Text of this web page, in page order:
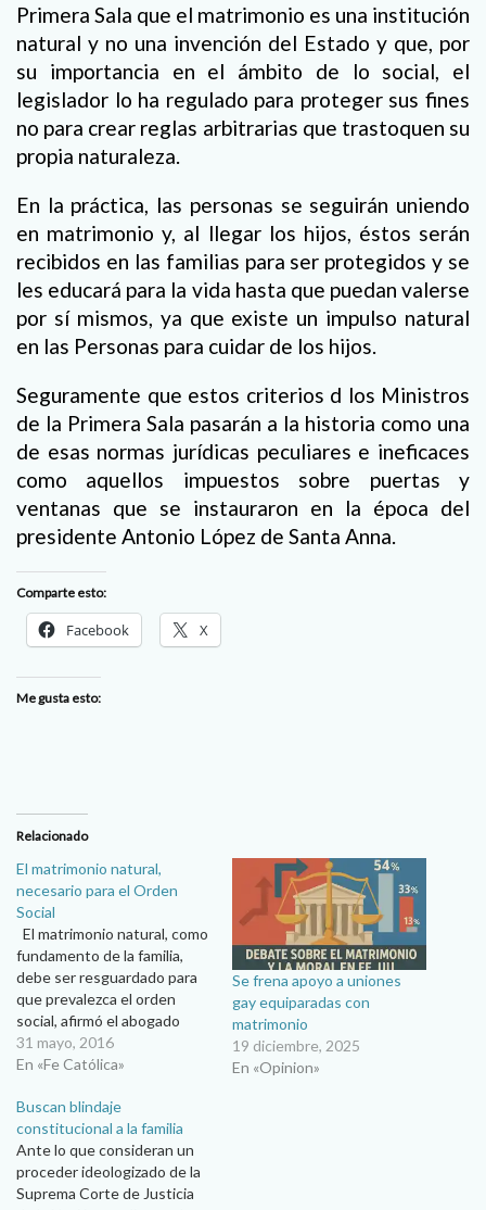
Primera Sala que el matrimonio es una institución
natural y no una invención del Estado y que, por
su importancia en el ámbito de lo social, el
legislador lo ha regulado para proteger sus fines
no para crear reglas arbitrarias que trastoquen su
propia naturaleza.
En la práctica, las personas se seguirán uniendo
en matrimonio y, al llegar los hijos, éstos serán
recibidos en las familias para ser protegidos y se
les educará para la vida hasta que puedan valerse
por sí mismos, ya que existe un impulso natural
en las Personas para cuidar de los hijos.
Seguramente que estos criterios d los Ministros
de la Primera Sala pasarán a la historia como una
de esas normas jurídicas peculiares e ineficaces
como aquellos impuestos sobre puertas y
ventanas que se instauraron en la época del
presidente Antonio López de Santa Anna.
Comparte esto:
Facebook X
Me gusta esto:
Relacionado
El matrimonio natural,
necesario para el Orden
Social
El matrimonio natural, como
fundamento de la familia,
debe ser resguardado para
que prevalezca el orden
social, afirmó el abogado
Héctor Molinar, al rechazar la
propuesta del presidente
se modifique el concepto de
matrimonio que actualmente
ampara la ley. El abogado
explicó que la…
31 mayo, 2016
En «Fe Católica»
Se frena apoyo a uniones
gay equiparadas con
matrimonio
19 diciembre, 2025
En «Opinion»
Buscan blindaje
constitucional a la familia
Ante lo que consideran un
proceder ideologizado de la
Suprema Corte de Justicia